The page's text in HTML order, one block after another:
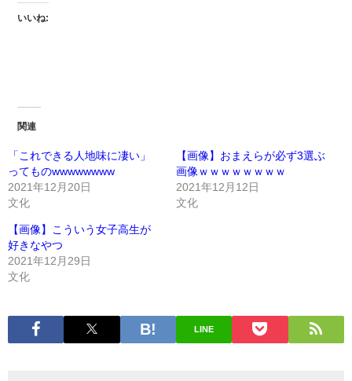
いいね:
関連
「これできる人地味に凄い」
ってものwwwwwwww
2021年12月20日
文化
【画像】おまえらが必ず3選ぶ
画像ｗｗｗｗｗｗｗｗ
2021年12月12日
文化
【画像】こういう女子高生が
好きなやつ
2021年12月29日
文化
LINE